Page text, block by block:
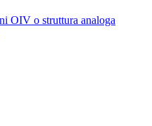
OIV o struttura analoga